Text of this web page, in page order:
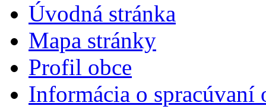
Úvodná stránka
Mapa stránky
Profil obce
Informácia o spracúvaní